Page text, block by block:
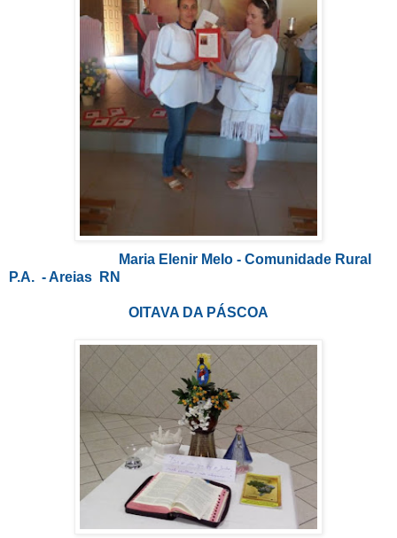
Maria Elenir Melo - Comunidade Rural
P.A. - Areias RN
OITAVA DA PÁSCOA